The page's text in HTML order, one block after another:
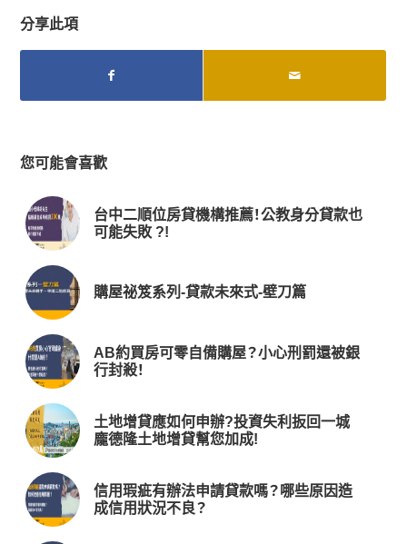
分享此項
您可能會喜歡
台中二順位房貸機構推薦！公教身分貸款也
可能失敗 ?!
購屋祕笈系列-貸款未來式-壁刀篇
AB約買房可零自備購屋？小心刑罰還被銀
行封殺！
土地增貸應如何申辦?投資失利扳回一城
龐德隆土地增貸幫您加成!
信用瑕疵有辦法申請貸款嗎？哪些原因造
成信用狀況不良？